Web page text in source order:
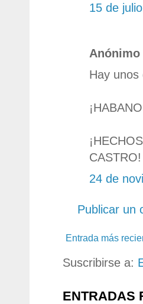
15 de
Hay unos
CASTRO!
24 de
Publicar un
Entrada más
Suscribirse a:
ENTRADAS